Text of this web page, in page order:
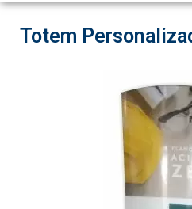
Totem